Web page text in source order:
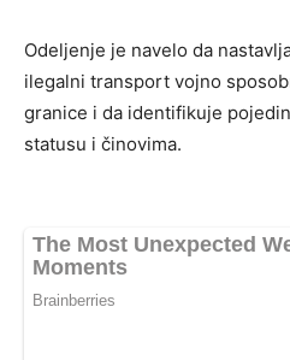
Odeljenje je navelo da
ilegalni transport vojno
granice i da identifikuje
statusu i činovima.